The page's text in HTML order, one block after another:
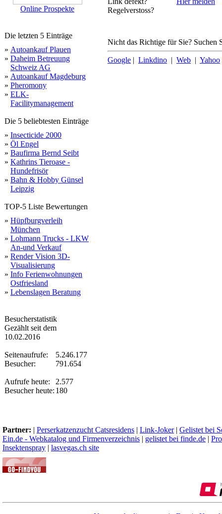
Online Prospekte
Die letzten 5 Einträge
» Autoankauf Plauen
» Daheim Betreuung
Schweiz AG
» Autoankauf Magdeburg
» Pheromony
» ELK-
Facilitymanagement
Die 5 beliebtesten Einträge
» Insecticide 2000
» Öl Engel
» Baufirma Bernd Seibt
» Kathrins Tieroase -
Hundefrisör
» Bahn & Hobby Günsel
Leipzig
TOP-5 Liste Bewertungen
» Hüpfburgverleih
München
» Lohmann Trucks - LKW
An-und Verkauf
» Render Vision 3D-
Visualisierung
» Info Ferienwohnungen
Ostfriesland
» Lebenslagen Beratung
Besucherstatistik
Gezählt seit dem
10.02.2016
Seitenaufrufe:
Besucher:
Aufrufe heute:
Besucher heute:
5.246.177
791.654
2.577
180
Regelverstoss?
Nicht das Richtige für Sie? Suchen
Google | Linkdino | Web | Yahoo
Partner: | Perserkatzenzucht Catsresidens | Link-Joker| Gelistet bei
Ein.de - Webkatalog und Firmenverzeichnis | gelistet bei finde.de |
Insektenspray | lasvegas.ch site